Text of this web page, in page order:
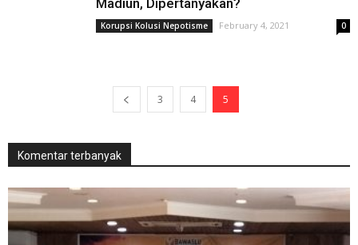
Madiun, Dipertanyakan?
Korupsi Kolusi Nepotisme February 4, 2021 0
3 4 5
Komentar terbanyak